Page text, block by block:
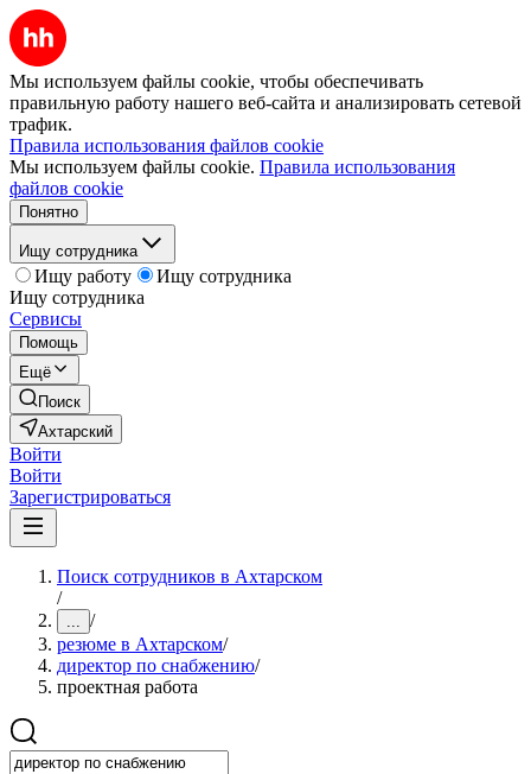
Мы используем файлы cookie, чтобы обеспечивать
правильную работу нашего веб-сайта и анализировать сетевой
трафик.
Правила использования файлов cookie
Мы используем файлы cookie. Правила использования
файлов cookie
Понятно
Ищу сотрудника
Ищу работу
Ищу сотрудника
Ищу сотрудника
Сервисы
Помощь
Ещё
Поиск
Ахтарский
Войти
Войти
Зарегистрироваться
Поиск сотрудников в Ахтарском
/
... /
резюме в Ахтарском/
директор по снабжению/
проектная работа